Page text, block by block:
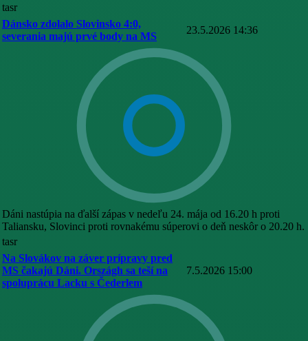
tasr
Dánsko zdolalo Slovinsko 4:0,
severania majú prvé body na MS
23.5.2026 14:36
Dáni nastúpia na ďalší zápas v nedeľu 24. mája od 16.20 h proti
Taliansku, Slovinci proti rovnakému súperovi o deň neskôr o 20.20 h.
tasr
Na Slovákov na záver prípravy pred
MS čakajú Dáni. Országh sa teší na
spoluprácu Lacku s Čederlem
7.5.2026 15:00